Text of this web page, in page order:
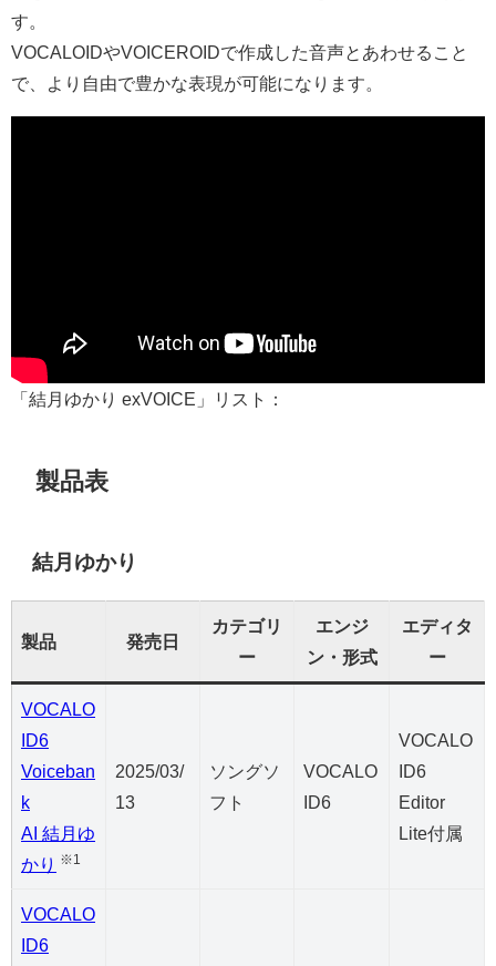
す。
VOCALOIDやVOICEROIDで作成した音声とあわせること
で、より自由で豊かな表現が可能になります。
「結月ゆかり exVOICE」リスト：
製品表
結月ゆかり
製品 発売日
カテゴリ
ー
エンジ
ン・形式
エディタ
ー
VOCALO
ID6
Voiceban
k
AI 結月ゆ
かり
※1
2025/03/
13
ソングソ
フト
VOCALO
ID6
VOCALO
ID6
Editor
Lite付属
VOCALO
ID6